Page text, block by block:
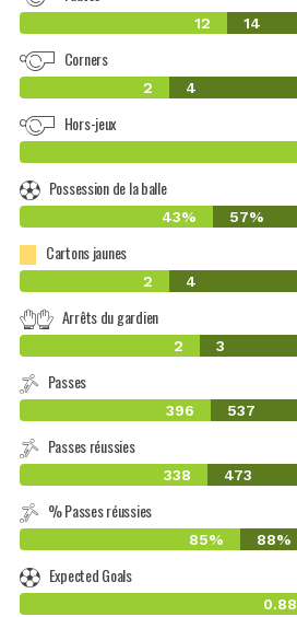
12 14
Corners
2 4
Hors-jeux
Possession de la balle
43% 57%
Cartons jaunes
2 4
Arrêts du gardien
2 3
Passes
396 537
Passes réussies
338 473
% Passes réussies
85% 88%
Expected Goals
0.88